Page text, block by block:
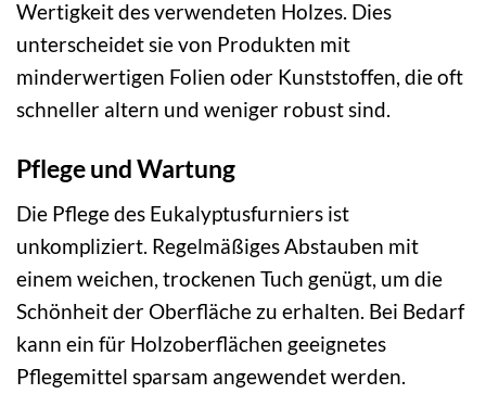
Wertigkeit des verwendeten Holzes. Dies
unterscheidet sie von Produkten mit
minderwertigen Folien oder Kunststoffen, die oft
schneller altern und weniger robust sind.
Pflege und Wartung
Die Pflege des Eukalyptusfurniers ist
unkompliziert. Regelmäßiges Abstauben mit
einem weichen, trockenen Tuch genügt, um die
Schönheit der Oberfläche zu erhalten. Bei Bedarf
kann ein für Holzoberflächen geeignetes
Pflegemittel sparsam angewendet werden.